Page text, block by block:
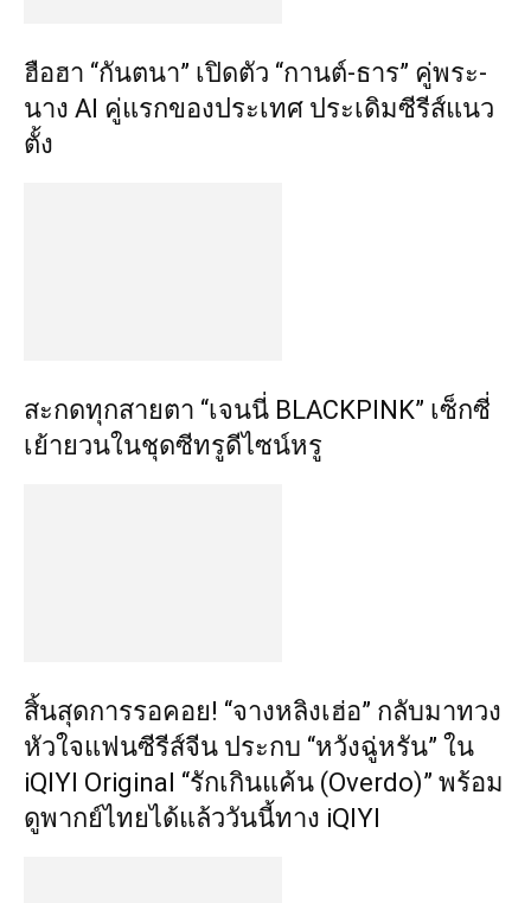
ฮือฮา “กันตนา” เปิดตัว “กานต์-ธาร” คู่พระ-
นาง AI คู่แรกของประเทศ ประเดิมซีรีส์แนว
ตั้ง
สะกดทุกสายตา “เจนนี่ BLACKPINK” เซ็กซี่
เย้ายวนในชุดซีทรูดีไซน์หรู
สิ้นสุดการรอคอย! “จางหลิงเฮ่อ” กลับมาทวง
หัวใจแฟนซีรีส์จีน ประกบ “หวังฉู่หรัน” ใน
iQIYI Original “รักเกินแค้น (Overdo)” พร้อม
ดูพากย์ไทยได้แล้ววันนี้ทาง iQIYI